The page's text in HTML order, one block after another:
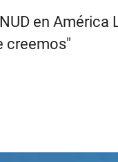
en América
creemos"